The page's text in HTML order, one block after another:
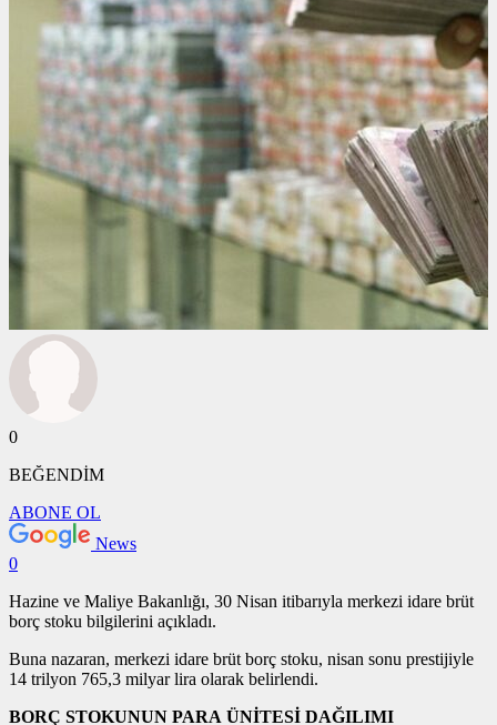
0
BEĞENDİM
ABONE OL
News
0
Hazine ve Maliye Bakanlığı, 30 Nisan itibarıyla merkezi idare brüt
borç stoku bilgilerini açıkladı.
Buna nazaran, merkezi idare brüt borç stoku, nisan sonu prestijiyle
14 trilyon 765,3 milyar lira olarak belirlendi.
BORÇ STOKUNUN PARA ÜNİTESİ DAĞILIMI